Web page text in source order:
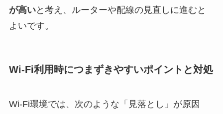
が高いと考え、ルーターや配線の見直しに進むと
よいです。
Wi-Fi利用時につまずきやすいポイントと対処
Wi-Fi環境では、次のような「見落とし」が原因